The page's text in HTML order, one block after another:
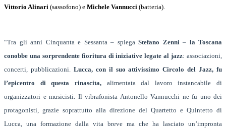
Vittorio Alinari (sassofono) e Michele Vannucci (batteria).
“Tra gli anni Cinquanta e Sessanta – spiega Stefano Zenni – la Toscana
conobbe una sorprendente fioritura di iniziative legate al jazz: associazioni,
concerti, pubblicazioni. Lucca, con il suo attivissimo Circolo del Jazz, fu
l’epicentro di questa rinascita, alimentata dal lavoro instancabile di
organizzatori e musicisti. Il vibrafonista Antonello Vannucchi ne fu uno dei
protagonisti, grazie soprattutto alla direzione del Quartetto e Quintetto di
Lucca, una formazione dalla vita breve ma che ha lasciato un’impronta